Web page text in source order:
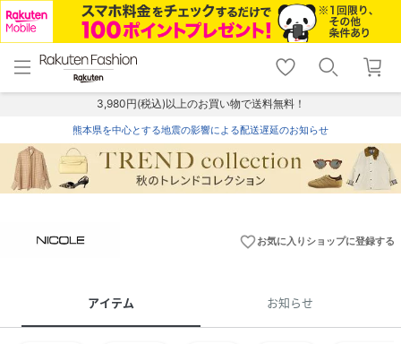
menu home
トップ
shopping_cart lock_outline
ログイン
3,980円(税込)以上のお買い物で送料無料！
熊本県を中心とする地震の影響による配送遅延のお知らせ
favorite_borderお気に入りショップに登録する
アイテム お知らせ